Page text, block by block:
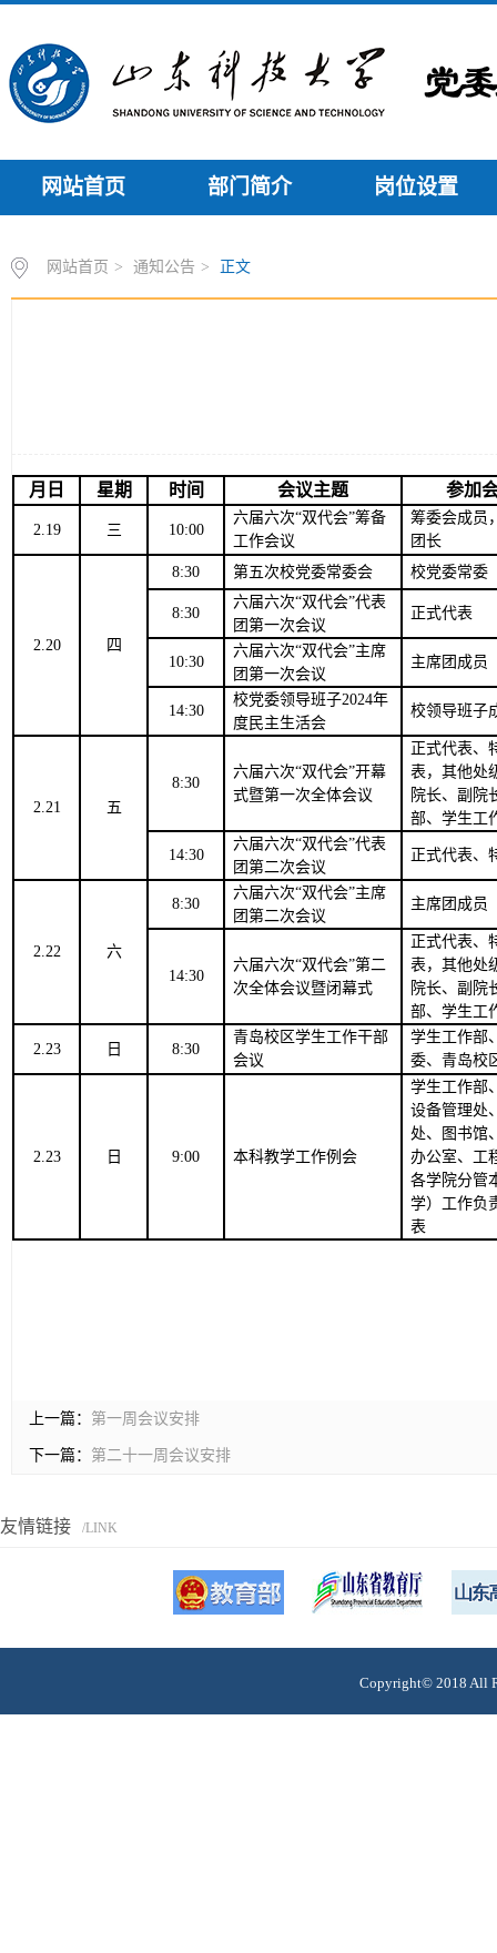
网站首页 部门简介 岗位设置
网站首页 > 通知公告 > 正文
月日 星期 时间 会议主题 参加
2.19 三 10:00
六届六次“双代会”筹备
工作会议
筹委会成员
团长
2.20 四
8:30 第五次校党委常委会 校党委常委
8:30
六届六次“双代会”代表
团第一次会议
正式代表
10:30
六届六次“双代会”主席
团第一次会议
主席团成员
14:30
校党委领导班子2024年
度民主生活会
校领导班子
2.21 五
8:30
六届六次“双代会”开幕
式暨第一次全体会议
正式代表、
表 ， 其他处
院长、副院
部、学生工
14:30
六届六次“双代会”代表
团第二次会议
正式代表、
2.22 六
8:30
六届六次“双代会”主席
团第二次会议
主席团成员
14:30
六届六次“双代会”第二
次全体会议暨闭幕式
正式代表、
表 ， 其他处
院长、副院
部、学生工
2.23 日 8:30
青岛校区学生工作干部
会议
学生工作部
委、青岛校
2.23 日 9:00 本科教学工作例会
学生工作部
设备管理处
处、图书馆
办公室、工
各学院分管
学）工作负
表
上一篇： 第一周会议安排
下一篇： 第二十一周会议安排
友情链接 /LINK
Copyright© 2018 All